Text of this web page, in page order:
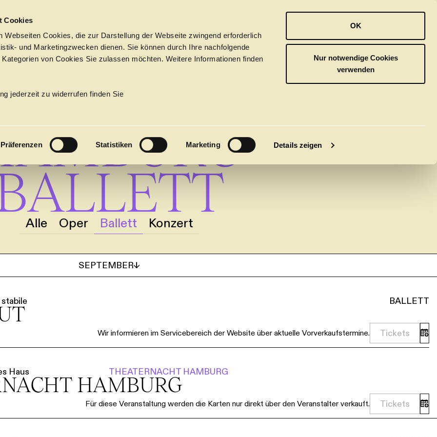
Cookies
Webseiten Cookies, die zur Darstellung der Webseite zwingend erforderlich
und Marketingzwecken dienen. Sie können durch Ihre nachfolgende
von Cookies Sie zulassen möchten. Weitere Informationen finden
jederzeit zu widerrufen finden Sie
Präferenzen Statistiken Marketing Details zeigen
OK
Nur notwendige Cookies
verwenden
ORCHESTER
Termine
KALENDER
Alle Oper Ballett Konzert
Premieren Konzerte Festivals
ÜBER UNS
Ballett Orchester Die Hamburgische Staatsoper
SERVICE
Alle Oper Ballett Konzert
SEPTEMBER↓
SEPTEMBER↓
BALLETT
Wir informieren im Servicebereich der Website über aktuelle Vorverkaufstermine. Tickets
Haus THEATERNACHT HAMBURG
HAMBURG
Für diese Veranstaltung werden die Karten nur direkt über den Veranstalter verkauft. Tickets